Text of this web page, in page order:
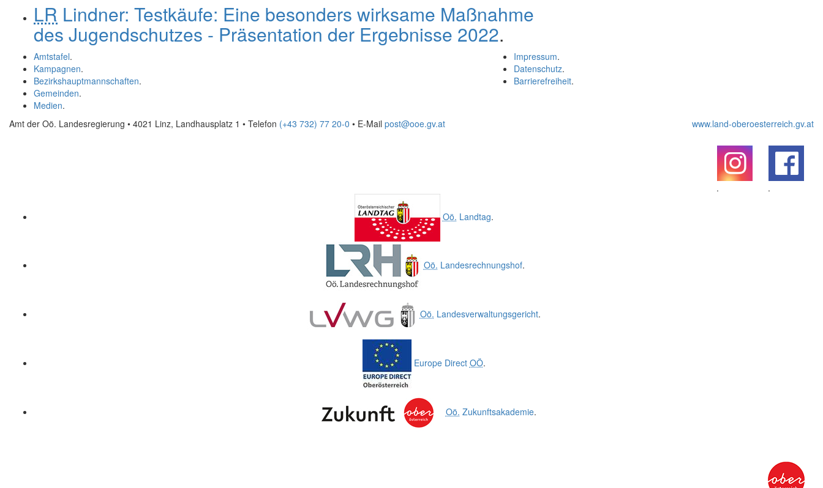
LR Lindner: Testkäufe: Eine besonders wirksame Maßnahme
des Jugendschutzes - Präsentation der Ergebnisse 2022.
Impressum.
Datenschutz.
Barrierefreiheit.
Amtstafel.
Kampagnen.
Bezirkshauptmannschaften.
Gemeinden.
Medien.
Amt der Oö. Landesregierung • 4021 Linz, Landhausplatz 1 • Telefon (+43 732) 77 20-0 • E-Mail post@ooe.gv.at www.land-oberoesterreich.gv.at
.
.
Oö. Landtag.
Oö. Landesrechnungshof.
Oö. Landesverwaltungsgericht.
Europe Direct OÖ.
Oö. Zukunftsakademie.